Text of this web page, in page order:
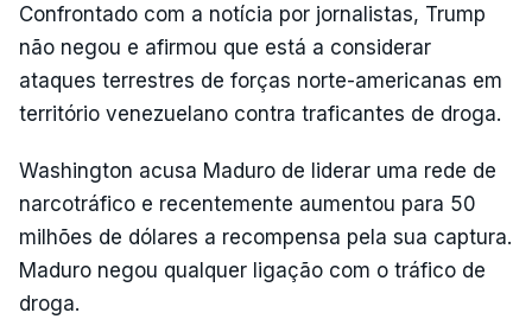
Confrontado com a notícia por jornalistas, Trump
não negou e afirmou que está a considerar
ataques terrestres de forças norte-americanas em
território venezuelano contra traficantes de droga.
Washington acusa Maduro de liderar uma rede de
narcotráfico e recentemente aumentou para 50
milhões de dólares a recompensa pela sua captura.
Maduro negou qualquer ligação com o tráfico de
droga.